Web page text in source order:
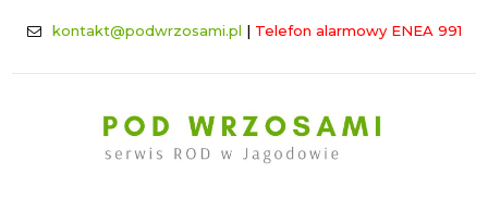
kontakt@podwrzosami.pl | Telefon alarmowy ENEA 991